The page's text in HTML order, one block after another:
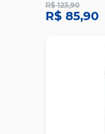
R$ 123,90
R$ 85,90